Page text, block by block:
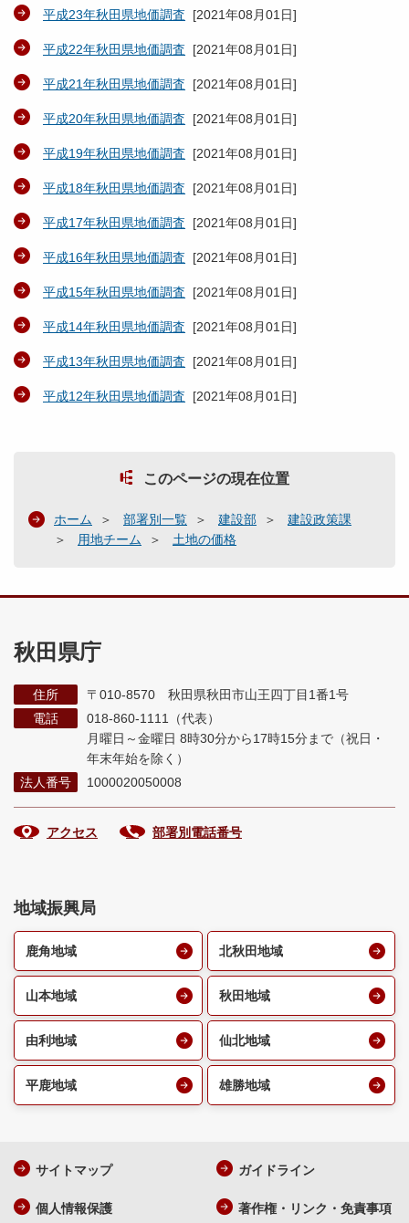
平成23年秋田県地価調査 [2021年08月01日]
平成22年秋田県地価調査 [2021年08月01日]
平成21年秋田県地価調査 [2021年08月01日]
平成20年秋田県地価調査 [2021年08月01日]
平成19年秋田県地価調査 [2021年08月01日]
平成18年秋田県地価調査 [2021年08月01日]
平成17年秋田県地価調査 [2021年08月01日]
平成16年秋田県地価調査 [2021年08月01日]
平成15年秋田県地価調査 [2021年08月01日]
平成14年秋田県地価調査 [2021年08月01日]
平成13年秋田県地価調査 [2021年08月01日]
平成12年秋田県地価調査 [2021年08月01日]
このページの現在位置
ホーム 部署別一覧 建設部
建設政策課
用地チーム
土地の価格
秋田県庁
住所
〒010-8570 秋田県秋田市山王四丁目1番1号
電話
018-860-1111（代表）
月曜日～金曜日 8時30分から17時15分まで （祝日・
年末年始を除く）
法人番号
1000020050008
アクセス 部署別電話番号
地域振興局
鹿角地域 北秋田地域
山本地域 秋田地域
由利地域 仙北地域
平鹿地域 雄勝地域
サイトマップ ガイドライン
個人情報保護 著作権・リンク・免責事項